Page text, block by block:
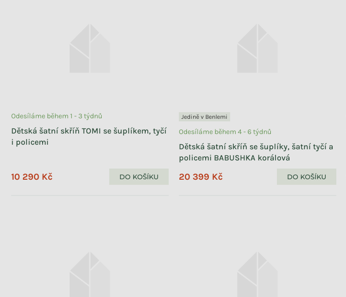
Dětská šatní skříň TOMI se šuplíkem, tyčí
i policemi
Odesíláme během 1 - 3 týdnů
10 290 Kč DO KOŠÍKU
Jedině v Benlemi
Dětská šatní skříň se šuplíky, šatní tyčí a
policemi BABUSHKA korálová
Odesíláme během 4 - 6 týdnů
20 399 Kč DO KOŠÍKU